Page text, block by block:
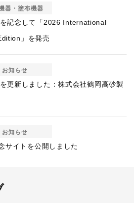
器・塗布機器
を記念して「2026 International
」を発売
お知らせ
更新しました：株式会社鶴岡高砂製
お知らせ
サイトを公開しました